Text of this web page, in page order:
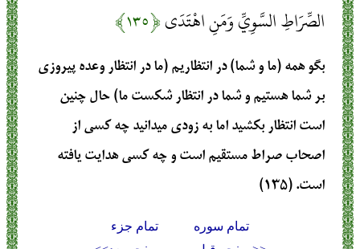
الصِّرَاطِ السَّوِيِّ وَمَنِ اهْتَدَى﴿۱۳۵﴾
بگو همه (ما و شما) در انتظاريم (ما در انتظار وعده پيروزي
بر شما هستيم و شما در انتظار شكست ما) حال چنين
است انتظار بكشيد اما به زودي ميدانيد چه كسي از
اصحاب صراط مستقيم است و چه كسي هدايت يافته
است. (۱۳۵)
تمام سوره
تمام جزء